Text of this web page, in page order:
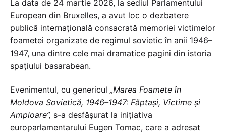
La data de 24 martie 2026, la sediul Parlamentului
European din Bruxelles, a avut loc o dezbatere
publică internațională consacrată memoriei victimelor
foametei organizate de regimul sovietic în anii 1946–
1947, una dintre cele mai dramatice pagini din istoria
spațiului basarabean.
Evenimentul, cu genericul „Marea Foamete în
Moldova Sovietică, 1946–1947: Făptași, Victime și
Amploare”, s-a desfășurat la inițiativa
europarlamentarului Eugen Tomac, care a adresat